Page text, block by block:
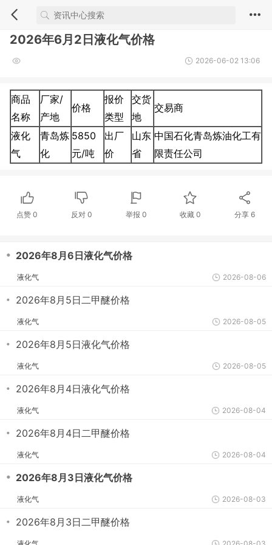
2026年6月2日液化气价格
2026-06-02 13:06
商品
名称
厂家/
产地
价格
报价
类型
交货
地
交易商
液化
气
青岛炼
化
5850
元/吨
出厂
价
山东
省
中国石化青岛炼油化工有
限责任公司
点赞0 反对 0 举报 0 收藏 0 分享6
・ 2026年8月6日液化气价格
液化气 2026-08-06
・ 2026年8月5日二甲醚价格
液化气 2026-08-05
・ 2026年8月5日液化气价格
液化气 2026-08-05
・ 2026年8月4日液化气价格
液化气 2026-08-04
・ 2026年8月4日二甲醚价格
液化气 2026-08-04
・ 2026年8月3日液化气价格
液化气 2026-08-03
・ 2026年8月3日二甲醚价格